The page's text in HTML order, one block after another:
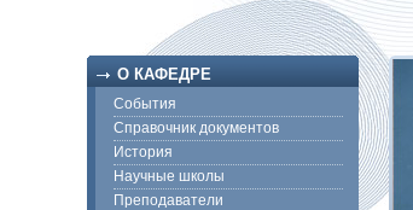
О КАФЕДРЕ
События
Справочник документов
История
Научные школы
Преподаватели